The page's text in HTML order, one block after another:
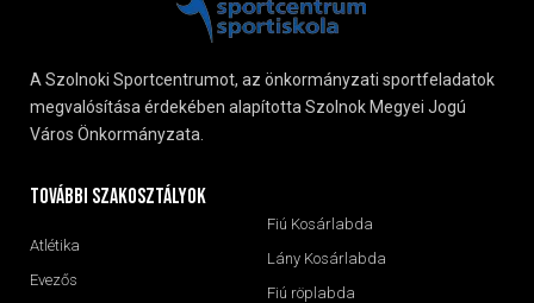
A Szolnoki Sportcentrumot, az önkormányzati sportfeladatok
megvalósítása érdekében alapította Szolnok Megyei Jogú
Város Önkormányzata.
További szakosztályok
Atlétika
Evezős
Fiú Kosárlabda
Lány Kosárlabda
Fiú röplabda